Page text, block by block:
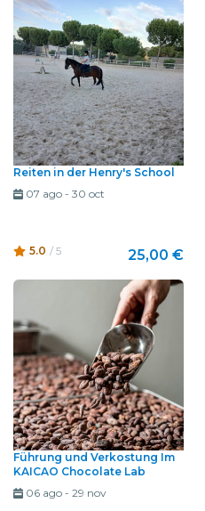
Reiten in der Henry's School
07 ago- 30 oct
5.0 / 5 25,00 €
Führung und Verkostung Im
KAICAO Chocolate Lab
06 ago- 29 nov